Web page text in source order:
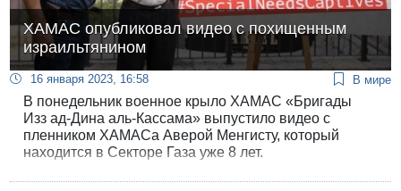
ХАМАС опубликовал видео с похищенным
израильтянином
16 января 2023, 16:58 В мире
В понедельник военное крыло ХАМАС «Бригады
Изз ад-Дина аль-Кассама» выпустило видео с
пленником ХАМАСа Аверой Менгисту, который
находится в Секторе Газа уже 8 лет.